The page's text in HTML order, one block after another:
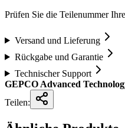
Prüfen Sie die Teilenummer
Versand und Lieferung
Rückgabe und Garantie
Technischer Support
GEPCO Advanced
Teilen: